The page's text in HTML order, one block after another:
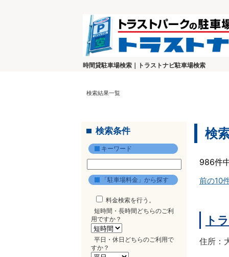
時間貸駐車場検索｜トラストナビ駐車場検索
検索結果一覧
検索条件
キーワード
「駐車場料金」から探す
料金検索を行う。
短時間・長時間どちらのご利
用ですか？
平日・休日どちらのご利用で
すか？
検
986件
前の10
ト
住所：